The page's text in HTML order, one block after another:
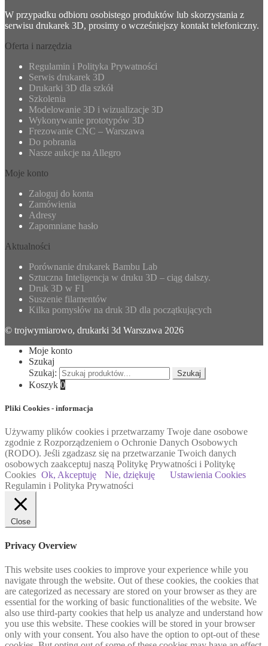
W przypadku odbioru osobistego produktów lub skorzystania z
serwisu drukarek 3D, prosimy o wcześniejszy kontakt telefoniczny.
Oferta i narzędzia
Regulamin i Polityka Prywatności
Serwis drukarek 3D
Drukarki 3D dla szkół
Szkolenia
Modelowanie 3D i wizualizacje 3D
Wykonywanie prototypów 3D
Frezowanie CNC – Warszawa
Do pobrania
Nasze aukcje na Allegro
Moje konto
Zaloguj do konta
Zamówienia
Adresy
Zapomniane hasło
Aktualności
Porównanie drukarek Bambu Lab
Sztuczna Inteligencja w druku 3D – ciąg dalszy.
Druk 3D w F1
Suszenie filamentów
Kilka pomysłów na druk 3D dla początkujących
© trojwymiarowo, drukarki 3d Warszawa 2026
Moje konto
Szukaj
Szukaj:
Szukaj
Koszyk 0
Pliki Cookies - informacja
Używamy plików cookies i przetwarzamy Twoje dane osobowe
zgodnie z Rozporządzeniem o Ochronie Danych Osobowych
(RODO). Jeśli zgadzasz się na przetwarzanie Twoich danych
osobowych zaakceptuj naszą Politykę Prywatności i Politykę
Cookies Ok, Akceptuję Nie, dziękuję
Ustawienia Cookies
Regulamin i Polityka Prywatności
Close
Privacy Overview
This website uses cookies to improve your experience while you
navigate through the website. Out of these cookies, the cookies that
are categorized as necessary are stored on your browser as they are
essential for the working of basic functionalities of the website. We
also use third-party cookies that help us analyze and understand how
you use this website. These cookies will be stored in your browser
only with your consent. You also have the option to opt-out of these